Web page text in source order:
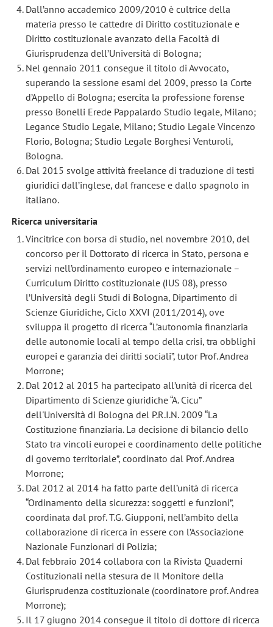
Dall’anno accademico 2009/2010 è cultrice della
materia presso le cattedre di Diritto costituzionale e
Diritto costituzionale avanzato della Facoltà di
Giurisprudenza dell’Università di Bologna;
Nel gennaio 2011 consegue il titolo di Avvocato,
superando la sessione esami del 2009, presso la Corte
d’Appello di Bologna; esercita la professione forense
presso Bonelli Erede Pappalardo Studio legale, Milano;
Legance Studio Legale, Milano; Studio Legale Vincenzo
Florio, Bologna; Studio Legale Borghesi Venturoli,
Bologna.
Dal 2015 svolge attività freelance di traduzione di testi
giuridici dall’inglese, dal francese e dallo spagnolo in
italiano.
Ricerca universitaria
Vincitrice con borsa di studio, nel novembre 2010, del
concorso per il Dottorato di ricerca in Stato, persona e
servizi nell’ordinamento europeo e internazionale –
Curriculum Diritto costituzionale (IUS 08), presso
l’Università degli Studi di Bologna, Dipartimento di
Scienze Giuridiche, Ciclo XXVI (2011/2014), ove
sviluppa il progetto di ricerca “L’autonomia finanziaria
delle autonomie locali al tempo della crisi, tra obblighi
europei e garanzia dei diritti sociali”, tutor Prof. Andrea
Morrone;
Dal 2012 al 2015 ha partecipato all’unità di ricerca del
Dipartimento di Scienze giuridiche “A. Cicu”
dell'Università di Bologna del P.R.I.N. 2009 “La
Costituzione finanziaria. La decisione di bilancio dello
Stato tra vincoli europei e coordinamento delle politiche
di governo territoriale”, coordinato dal Prof. Andrea
Morrone;
Dal 2012 al 2014 ha fatto parte dell’unità di ricerca
“Ordinamento della sicurezza: soggetti e funzioni”,
coordinata dal prof. T.G. Giupponi, nell’ambito della
collaborazione di ricerca in essere con l’Associazione
Nazionale Funzionari di Polizia;
Dal febbraio 2014 collabora con la Rivista Quaderni
Costituzionali nella stesura de Il Monitore della
Giurisprudenza costituzionale (coordinatore prof. Andrea
Morrone);
Il 17 giugno 2014 consegue il titolo di dottore di ricerca